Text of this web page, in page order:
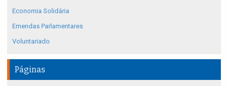
Economia Solidária
Emendas Parlamentares
Voluntariado
Páginas